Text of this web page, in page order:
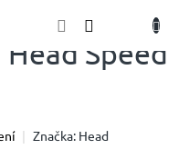
Speed
Značka: Head